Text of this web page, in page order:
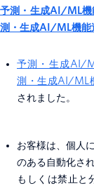
予測・生成AI/ML機
測・生成AI/ML機能
予測・生成AI/
測・生成AI/ML
されました。
お客様は、個人
のある自動化さ
もしくは禁止と